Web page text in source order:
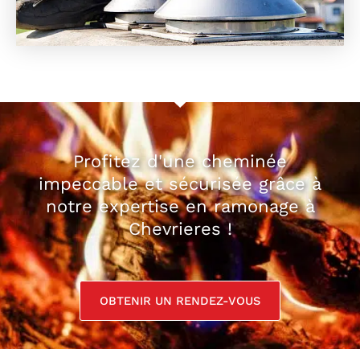
Profitez d'une cheminée
impeccable et sécurisée grâce à
notre expertise en ramonage à
Chevrieres !
OBTENIR UN RENDEZ-VOUS